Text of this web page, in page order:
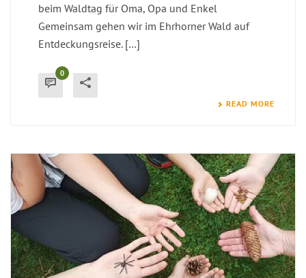
beim Waldtag für Oma, Opa und Enkel
Gemeinsam gehen wir im Ehrhorner Wald auf
Entdeckungsreise. […]
0
READ MORE